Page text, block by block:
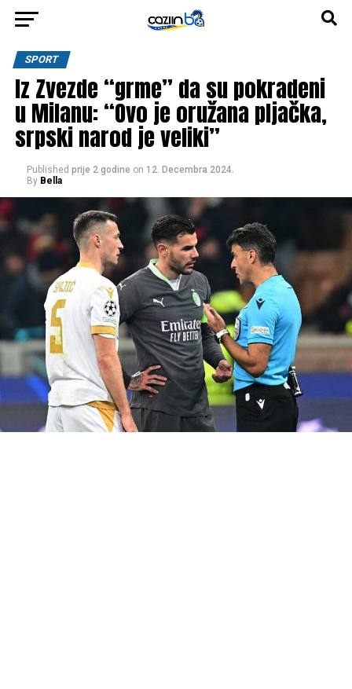
SPORT
Iz Zvezde “grme” da su pokradeni
u Milanu: “Ovo je oružana pljačka,
srpski narod je veliki”
Published prije 2 godine on 12. Decembra 2024.
By Bella